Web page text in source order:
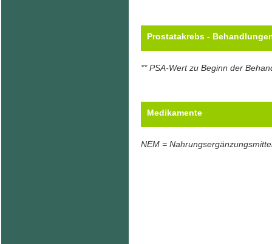
Prostatakrebs -
** PSA-Wert zu Beginn der
Medikamente
NEM =